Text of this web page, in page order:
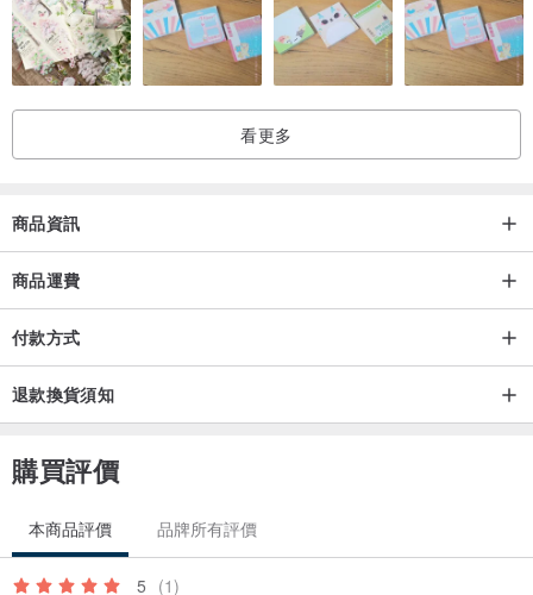
※ 購買前注意事項
1. 商品皆為手工製作，從打洞、裁切、縫線、每個步驟都是由人手完
成，如果有些微誤差，還請見諒，手工無法與機器生產般完美，所以
每個作品都不可能複製到完全一樣的，也造就每個作品都是獨一無二
的，這也是手工皮製品最迷人的地方。
2. 因為是天然皮革，每張皮革均不一樣，擁有不同的天然的生長紋，
若有少許生長紋路與小疤痕，還請見諒!
皮革如同人的肌膚般，可能留有動物生長、蚊蟲叮咬所產生的紋路、
傷痕或斑點，此為正常現象，不屬於瑕疵品範圍，故不接受以此為換
貨的理由。
義大利進口植鞣牛革，不同於完美無瑕的PU皮或漆皮，植鞣革的特色
在於自然環保， 皮革在鞣製過程中所產生的廢棄物質會在許多方面被
看更多
商品資訊
商品運費
付款方式
退款換貨須知
購買評價
本商品評價 品牌所有評價
5 (1)